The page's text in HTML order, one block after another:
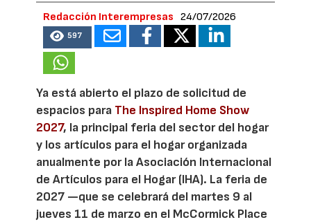
Redacción Interempresas 24/07/2026
597
Ya está abierto el plazo de solicitud de
espacios para The Inspired Home Show
2027, la principal feria del sector del hogar
y los artículos para el hogar organizada
anualmente por la Asociación Internacional
de Artículos para el Hogar (IHA). La feria de
2027 —que se celebrará del martes 9 al
jueves 11 de marzo en el McCormick Place